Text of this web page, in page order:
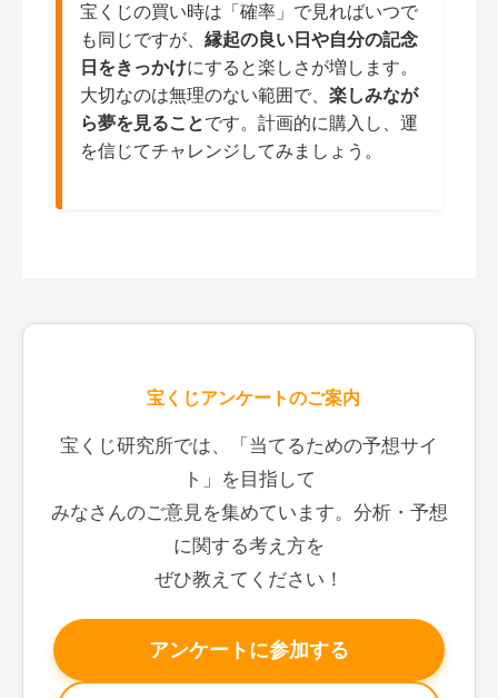
宝くじの買い時は「確率」で見ればいつで
も同じですが、 縁起の良い日や自分の記念
日をきっかけにすると楽しさが増します。
大切なのは無理のない範囲で、 楽しみなが
ら夢を見ることです。計画的に購入し、運
を信じてチャレンジしてみましょう。
宝くじアンケートのご案内
宝くじ研究所では、「当てるための予想サイ
ト」を目指して
みなさんのご意見を集めています。分析・予想
に関する考え方を
ぜひ教えてください！
アンケートに参加する